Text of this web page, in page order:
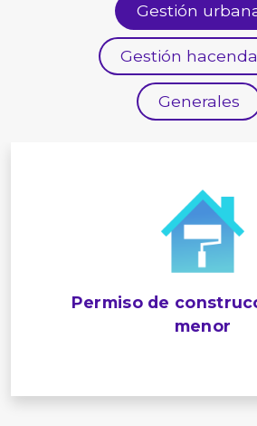
Gestión
Gestión
Generales
Permiso de
menor